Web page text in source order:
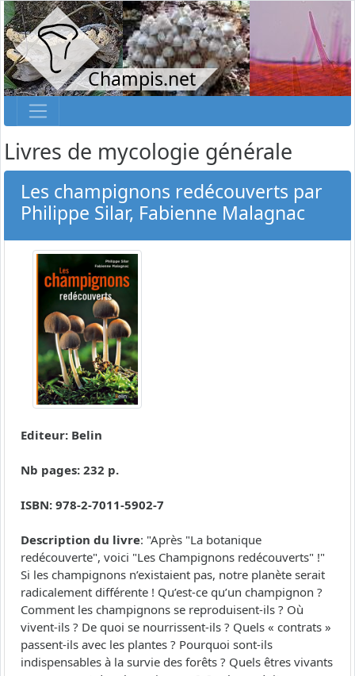
Champis.net
Livres de mycologie générale
Les champignons redécouverts par
Philippe Silar, Fabienne Malagnac
Editeur: Belin
Nb pages: 232 p.
ISBN: 978-2-7011-5902-7
Description du livre: "Après "La botanique
redécouverte", voici "Les Champignons redécouverts" !"
Si les champignons n’existaient pas, notre planète serait
radicalement différente ! Qu’est-ce qu’un champignon ?
Comment les champignons se reproduisent-ils ? Où
vivent-ils ? De quoi se nourrissent-ils ? Quels « contrats »
passent-ils avec les plantes ? Pourquoi sont-ils
indispensables à la survie des forêts ? Quels êtres vivants